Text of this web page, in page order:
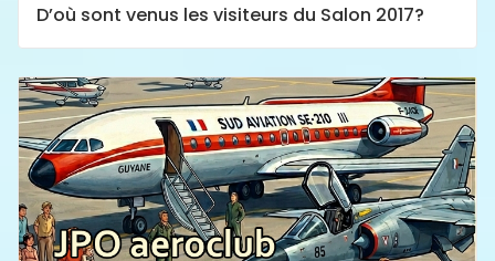
D’où sont venus les visiteurs du Salon 2017?